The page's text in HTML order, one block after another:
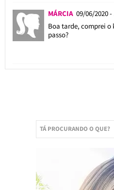
MÁRCIA 09/06/2020 -
Boa tarde, comprei o
passo?